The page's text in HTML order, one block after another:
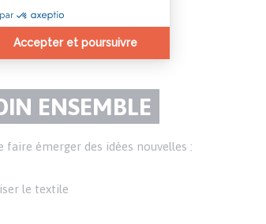
ENSEMBLE
émerger des idées nouvelles :
le textile